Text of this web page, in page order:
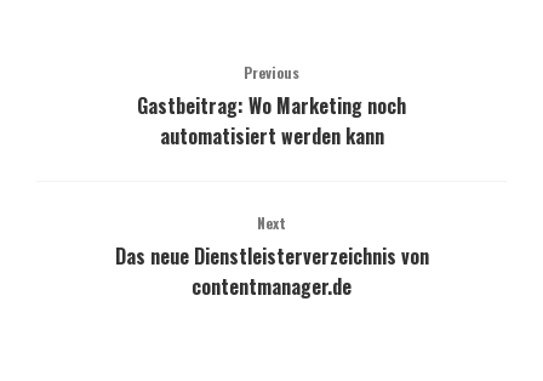
Previous
Gastbeitrag: Wo Marketing noch
automatisiert werden kann
Next
Das neue Dienstleisterverzeichnis von
contentmanager.de